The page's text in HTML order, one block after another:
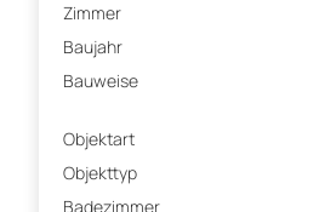
Zimmer
Baujahr
Bauweise
Objektart
Objekttyp
Badezimmer